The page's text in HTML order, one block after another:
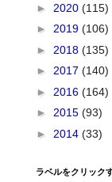
► 2020(115)
► 2019(106)
► 2018(135)
► 2017(140)
► 2016(164)
► 2015(93)
► 2014(33)
ラベルをクリック